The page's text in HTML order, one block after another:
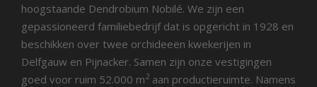
hoogstaande Dendrobium Nobilé. We zijn een
gepassioneerd familiebedrijf dat is opgericht in 1928 en
beschikken over twee orchideeën kwekerijen in
Delfgauw en Pijnacker. Samen zijn onze vestigingen
goed voor ruim 52.000 m2 aan productieruimte. Namens